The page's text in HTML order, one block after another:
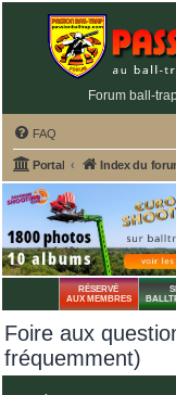
Forum ball-
FAQ
Portal Index du
RÉSERVÉ
AUX MEMBRES
Foire aux
fréquemment)